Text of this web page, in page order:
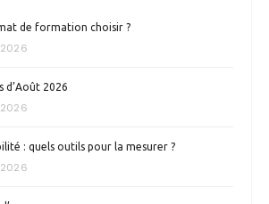
de formation choisir ?
d’Août 2026
: quels outils pour la mesurer ?